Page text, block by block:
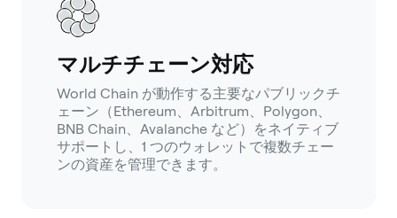
マルチチェーン対応
World Chain が動作する主要なパブリックチ
ェーン（Ethereum、Arbitrum、Polygon、
BNB Chain、Avalanche など）をネイティブ
サポートし、1 つのウォレットで複数チェー
ンの資産を管理できます。